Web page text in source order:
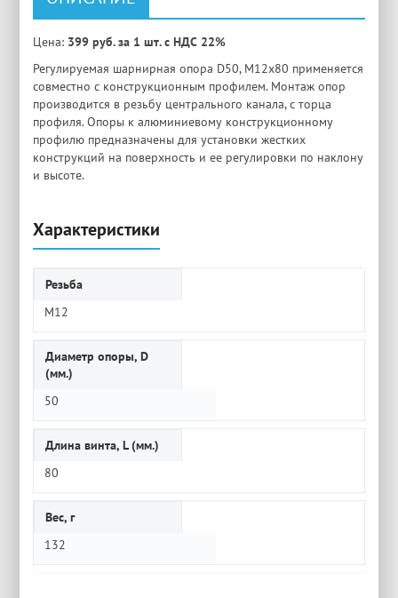
Цена: 399 руб. за 1 шт. с НДС 22%
Регулируемая шарнирная опора D50, М12х80 применяется
совместно с конструкционным профилем. Монтаж опор
производится в резьбу центрального канала, с торца
профиля. Опоры к алюминиевому конструкционному
профилю предназначены для установки жестких
конструкций на поверхность и ее регулировки по наклону
и высоте.
Характеристики
Резьба
M12
Диаметр опоры, D
(мм.)
50
Длина винта, L (мм.)
80
Вес, г
132